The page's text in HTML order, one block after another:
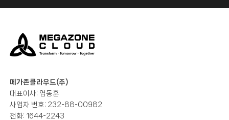
메가존클라우드(주)
대표이사: 염동훈
사업자 번호: 232-88-00982
전화: 1644-2243